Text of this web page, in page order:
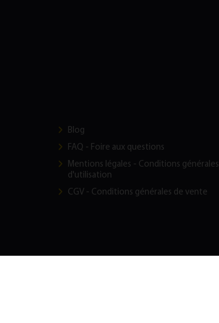
Blog
FAQ - Foire aux questions
Mentions légales - Conditions générales
d'utilisation
CGV - Conditions générales de vente